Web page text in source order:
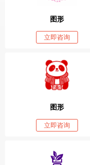
图形
立即咨询
图形
立即咨询